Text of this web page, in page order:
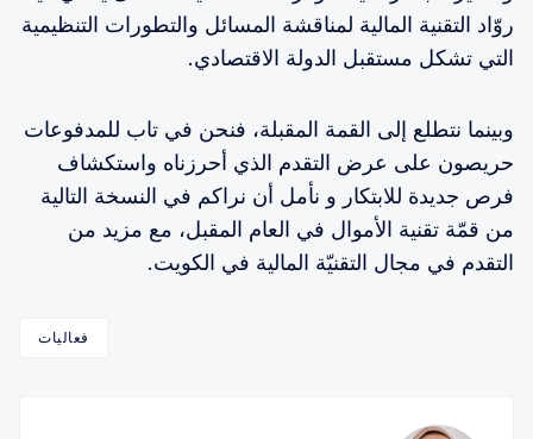
روّاد التقنية المالية لمناقشة المسائل والتطورات التنظيمية
التي تشكل مستقبل الدولة الاقتصادي.
وبينما نتطلع إلى القمة المقبلة، فنحن في تاب للمدفوعات
حريصون على عرض التقدم الذي أحرزناه واستكشاف
فرص جديدة للابتكار و نأمل أن نراكم في النسخة التالية
من ​​قمّة تقنية الأموال في العام المقبل، مع مزيد من
التقدم في مجال التقنيّة المالية في الكويت.
فعاليات